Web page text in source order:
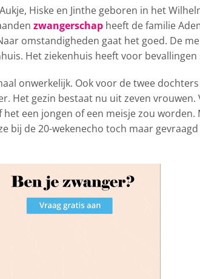
Hiske en Jinthe geboren in het
zwangerschap heeft de familie
omstandigheden gaat het goed. De
Het ziekenhuis heeft voor bevallingen
onwerkelijk. Ook voor de twee
Het gezin bestaat nu uit zeven vrouwen.
een jongen of een meisje zou worden.
bij de 20-wekenecho toch maar